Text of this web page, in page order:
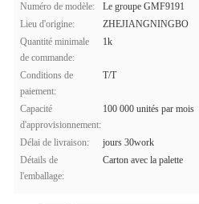
Numéro de modèle:
Le groupe GMF9191
Lieu d'origine:
ZHEJIANGNINGBO
Quantité minimale
de commande:
1k
Conditions de
paiement:
T/T
Capacité
d'approvisionnement:
100 000 unités par mois
Délai de livraison:
jours 30work
Détails de
l'emballage:
Carton avec la palette